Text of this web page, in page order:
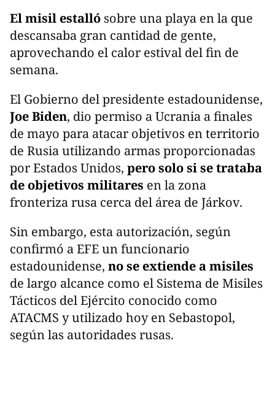
El misil estalló sobre una playa en la que
descansaba gran cantidad de gente,
aprovechando el calor estival del fin de
semana.
El Gobierno del presidente estadounidense,
Joe Biden, dio permiso a Ucrania a finales
de mayo para atacar objetivos en territorio
de Rusia utilizando armas proporcionadas
por Estados Unidos, pero solo si se trataba
de objetivos militares en la zona
fronteriza rusa cerca del área de Járkov.
Sin embargo, esta autorización, según
confirmó a EFE un funcionario
estadounidense, no se extiende a misiles
de largo alcance como el Sistema de Misiles
Tácticos del Ejército conocido como
ATACMS y utilizado hoy en Sebastopol,
según las autoridades rusas.